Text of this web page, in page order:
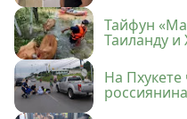
Тайфун
Таиланду
На
россиянина